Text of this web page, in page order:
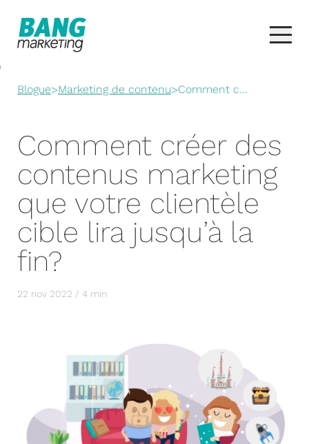
Blogue>Marketing de contenu>Comment c...
Comment créer des
contenus marketing
que votre clientèle
cible lira jusqu’à la
fin?
22 nov 2022 / 4 min